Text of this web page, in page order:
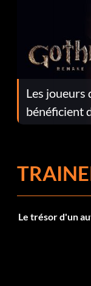
Les joueurs
bénéficient
corrections
Le trésor d'un